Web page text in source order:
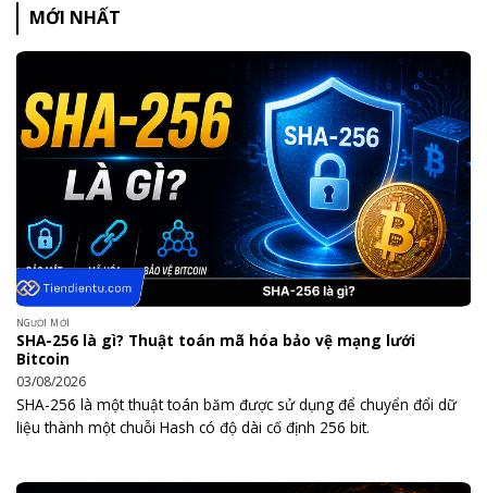
MỚI NHẤT
NGƯỜI MỚI
SHA-256 là gì? Thuật toán mã hóa bảo vệ mạng lưới
Bitcoin
03/08/2026
SHA-256 là một thuật toán băm được sử dụng để chuyển đổi dữ
liệu thành một chuỗi Hash có độ dài cố định 256 bit.